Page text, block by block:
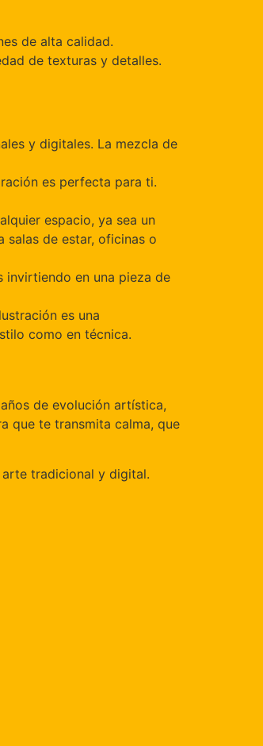
de alta calidad.
de texturas y detalles.
y digitales. La mezcla de
es perfecta para ti.
espacio, ya sea un
salas de estar, oficinas o
invirtiendo en una pieza de
es una
como en técnica.
de evolución artística,
que te transmita calma, que
tradicional y digital.